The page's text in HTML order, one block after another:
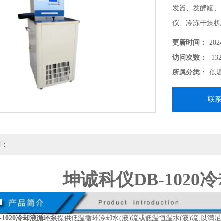
发器、发酵罐
仪、冷冻干燥
恒温实验。
更新时间：
访问次数：
所属分类：
低
联
坤诚科仪DB-1020
冷却液循环泵提供低温循环冷却水(液)流或低温恒温水(液)流,以满